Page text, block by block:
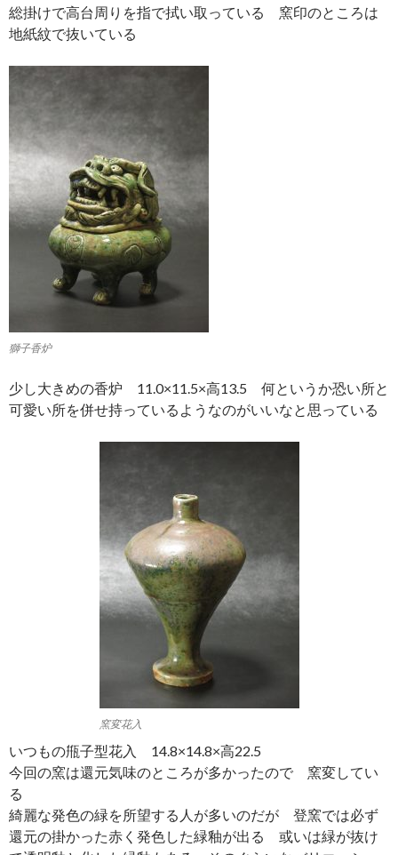
総掛けで高台周りを指で拭い取っている 窯印のところは
地紙紋で抜いている
獅子香炉
少し大きめの香炉 11.0×11.5×高13.5 何というか恐い所と
可愛い所を併せ持っているようなのがいいなと思っている
窯変花入
いつもの甁子型花入 14.8×14.8×高22.5
今回の窯は還元気味のところが多かったので 窯変してい
る
綺麗な発色の緑を所望する人が多いのだが 登窯では必ず
還元の掛かった赤く発色した緑釉が出る 或いは緑が抜け